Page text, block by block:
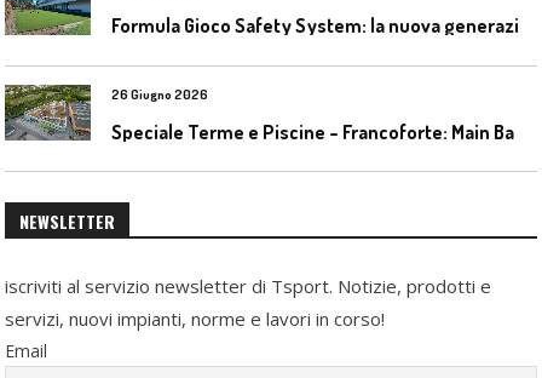
26 Giugno 2026
NEWSLETTER
iscriviti al servizio newsletter di Tsport. Notizie, prodotti e
servizi, nuovi impianti, norme e lavori in corso!
Email